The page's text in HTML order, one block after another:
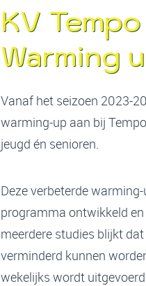
KV
Warming
Vanaf het seizoen 2023-
warming-up aan bij
jeugd én senioren.
Deze verbeterde
programma ontwikkeld
meerdere studies blijkt
verminderd kunnen
wekelijks wordt